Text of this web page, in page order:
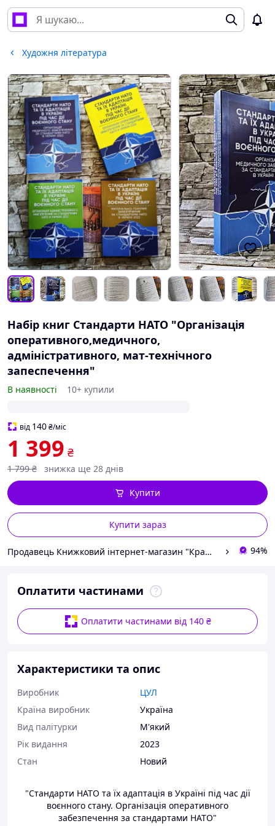
Художня література
Набір книг Стандарти НАТО "Організація
оперативного,медичного,
адміністративного, мат-технічного
запеспечення"
В наявності 10+ купили
від 140₴/міс
1 399 ₴
1 799 ₴ знижка ще 28 днів
Купити зараз
Купити
Продавець Книжковий інтернет-магазин "Кращі книги" 94%
Оплатити частинами
Оплатити частинами від 140 ₴
Характеристики та опис
Виробник
ЦУЛ
Країна виробник
Україна
Вид палітурки
М'який
Рік видання
2023
Стан
Новий
"Стандарти НАТО та їх адаптація в Україні під час дії
воєнного стану. Організація оперативного
забезпечення за стандартами НАТО"